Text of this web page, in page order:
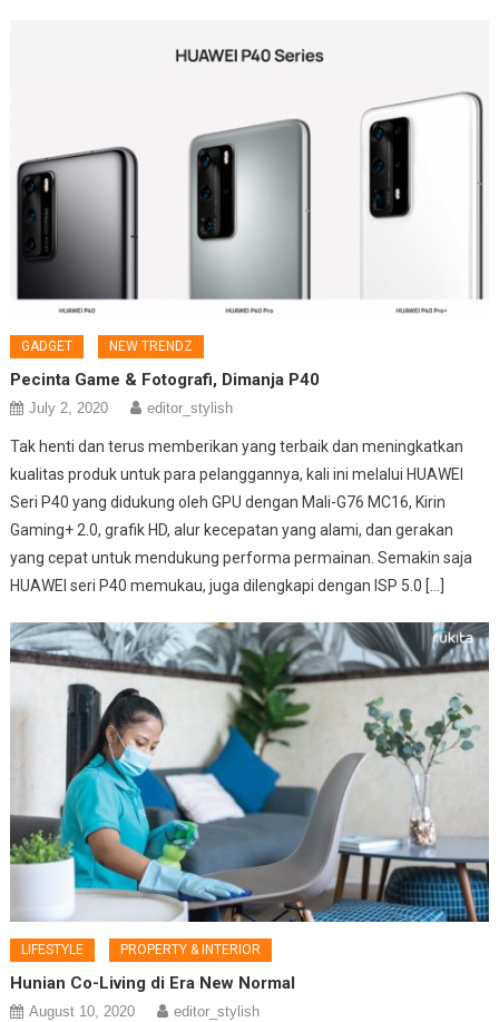
GADGET NEW TRENDZ
Pecinta Game & Fotografi, Dimanja P40
July 2, 2020 editor_stylish
Tak henti dan terus memberikan yang terbaik dan meningkatkan
kualitas produk untuk para pelanggannya, kali ini melalui HUAWEI
Seri P40 yang didukung oleh GPU dengan Mali-G76 MC16, Kirin
Gaming+ 2.0, grafik HD, alur kecepatan yang alami, dan gerakan
yang cepat untuk mendukung performa permainan. Semakin saja
HUAWEI seri P40 memukau, juga dilengkapi dengan ISP 5.0 […]
LIFESTYLE PROPERTY & INTERIOR
Hunian Co-Living di Era New Normal
August 10, 2020 editor_stylish